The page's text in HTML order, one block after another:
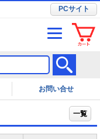
PCサイト
お問い合せ
一覧